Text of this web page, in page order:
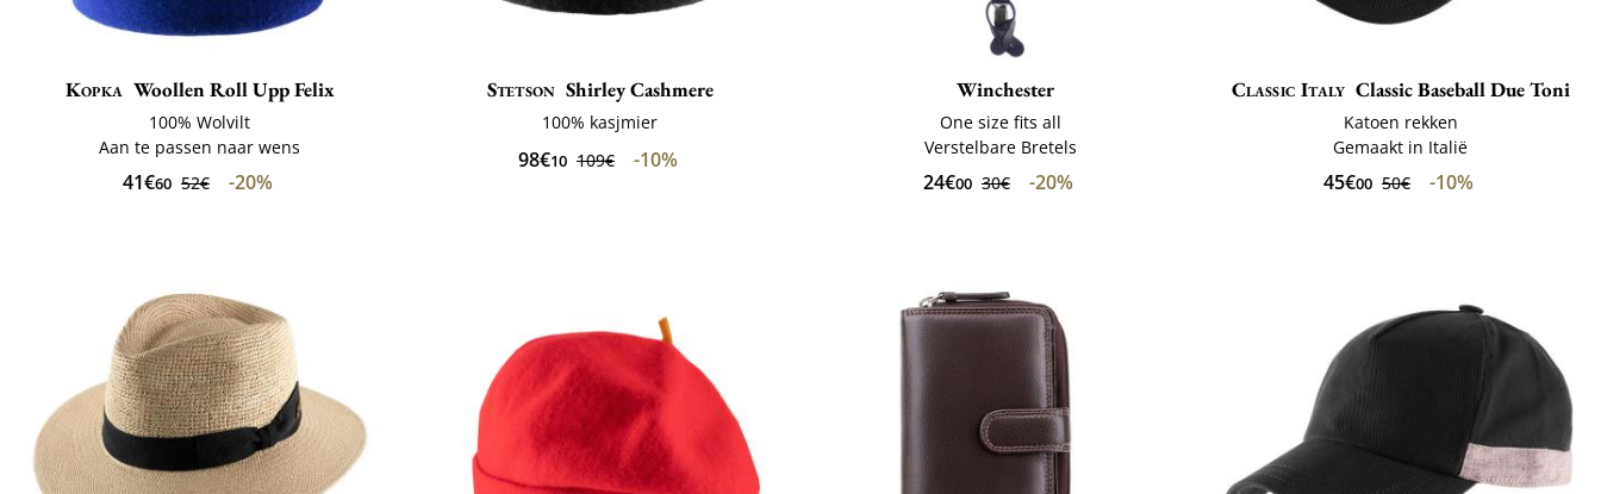
Kopka Woollen Roll Upp Felix
100% Wolvilt
Aan te passen naar wens
41€60 52€ -20%
Stetson Shirley Cashmere
100% kasjmier
98€10 109€ -10%
Winchester
One size fits all
Verstelbare Bretels
24€00 30€ -20%
Classic Italy Classic Baseball Due Toni
Katoen rekken
Gemaakt in Italië
45€00 50€ -10%